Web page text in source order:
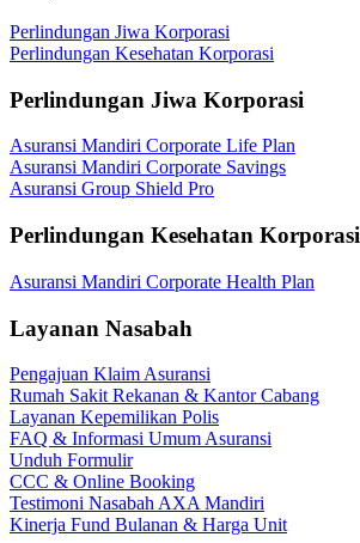
Perlindungan Jiwa Korporasi
Perlindungan Kesehatan Korporasi
Perlindungan Jiwa Korporasi
Asuransi Mandiri Corporate Life Plan
Asuransi Mandiri Corporate Savings
Asuransi Group Shield Pro
Perlindungan Kesehatan Korporasi
Asuransi Mandiri Corporate Health Plan
Layanan Nasabah
Pengajuan Klaim Asuransi
Rumah Sakit Rekanan & Kantor Cabang
Layanan Kepemilikan Polis
FAQ & Informasi Umum Asuransi
Unduh Formulir
CCC & Online Booking
Testimoni Nasabah AXA Mandiri
Kinerja Fund Bulanan & Harga Unit